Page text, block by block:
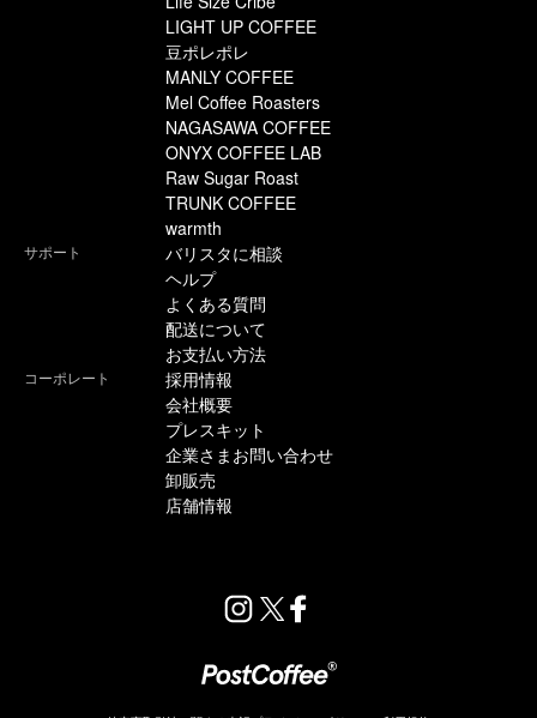
LIGHT UP COFFEE
豆ポレポレ
MANLY COFFEE
Mel Coffee Roasters
NAGASAWA COFFEE
ONYX COFFEE LAB
Raw Sugar Roast
TRUNK COFFEE
warmth
サポート
バリスタに相談
ヘルプ
よくある質問
配送について
お支払い方法
コーポレート
採用情報
会社概要
プレスキット
企業さまお問い合わせ
卸販売
店舗情報